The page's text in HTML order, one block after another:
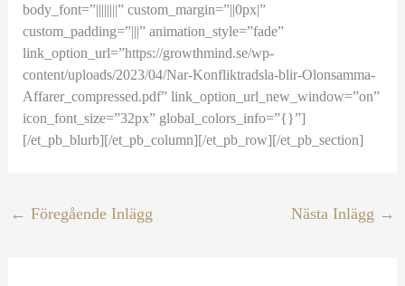
body_font=”||||||||” custom_margin=”||0px|”
custom_padding=”|||” animation_style=”fade”
link_option_url=”https://growthmind.se/wp-
content/uploads/2023/04/Nar-Konfliktradsla-blir-Olonsamma-
Affarer_compressed.pdf” link_option_url_new_window=”on”
icon_font_size=”32px” global_colors_info=”{}”]
[/et_pb_blurb][/et_pb_column][/et_pb_row][/et_pb_section]
← Föregående Inlägg Nästa Inlägg →